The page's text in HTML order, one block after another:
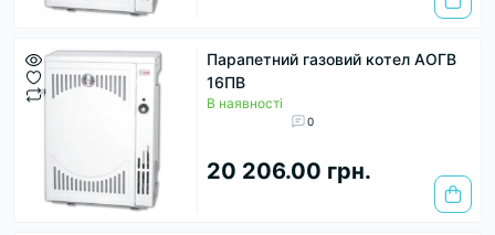
Парапетний газовий котел АОГВ
16ПВ
В наявності
0
20 206.00 грн.